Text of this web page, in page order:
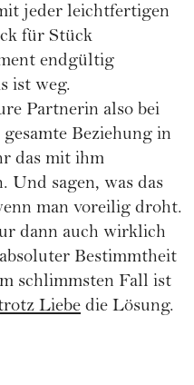
jeder leichtfertigen
für Stück
endgültig
ist weg.
Partnerin also bei
Beziehung in
das mit ihm
Und sagen, was das
man voreilig droht.
dann auch wirklich
Bestimmtheit
schlimmsten Fall ist
Liebe die Lösung.